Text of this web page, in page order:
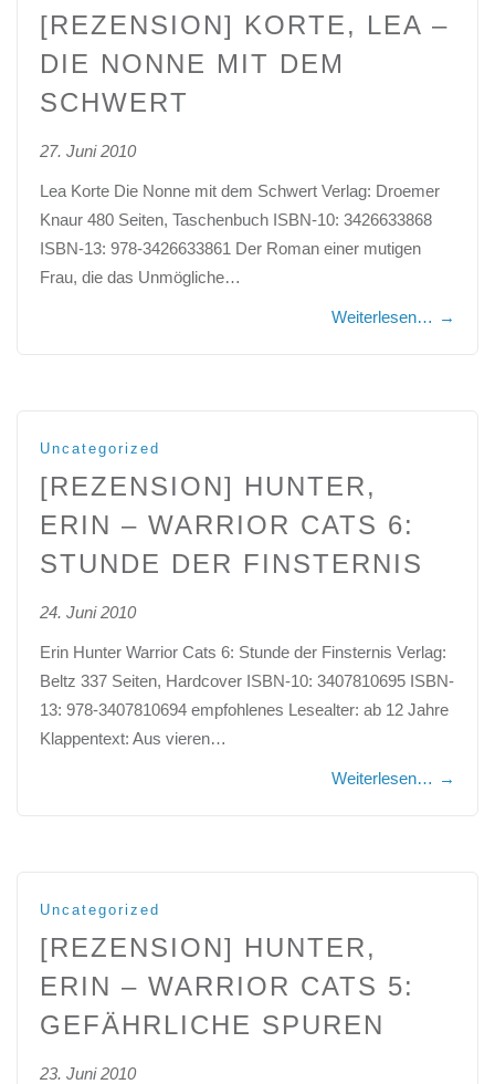
[REZENSION] KORTE, LEA –
DIE NONNE MIT DEM
SCHWERT
27. Juni 2010
Lea Korte Die Nonne mit dem Schwert Verlag: Droemer
Knaur 480 Seiten, Taschenbuch ISBN-10: 3426633868
ISBN-13: 978-3426633861 Der Roman einer mutigen
Frau, die das Unmögliche…
Weiterlesen… →
Uncategorized
[REZENSION] HUNTER,
ERIN – WARRIOR CATS 6:
STUNDE DER FINSTERNIS
24. Juni 2010
Erin Hunter Warrior Cats 6: Stunde der Finsternis Verlag:
Beltz 337 Seiten, Hardcover ISBN-10: 3407810695 ISBN-
13: 978-3407810694 empfohlenes Lesealter: ab 12 Jahre
Klappentext: Aus vieren…
Weiterlesen… →
Uncategorized
[REZENSION] HUNTER,
ERIN – WARRIOR CATS 5:
GEFÄHRLICHE SPUREN
23. Juni 2010